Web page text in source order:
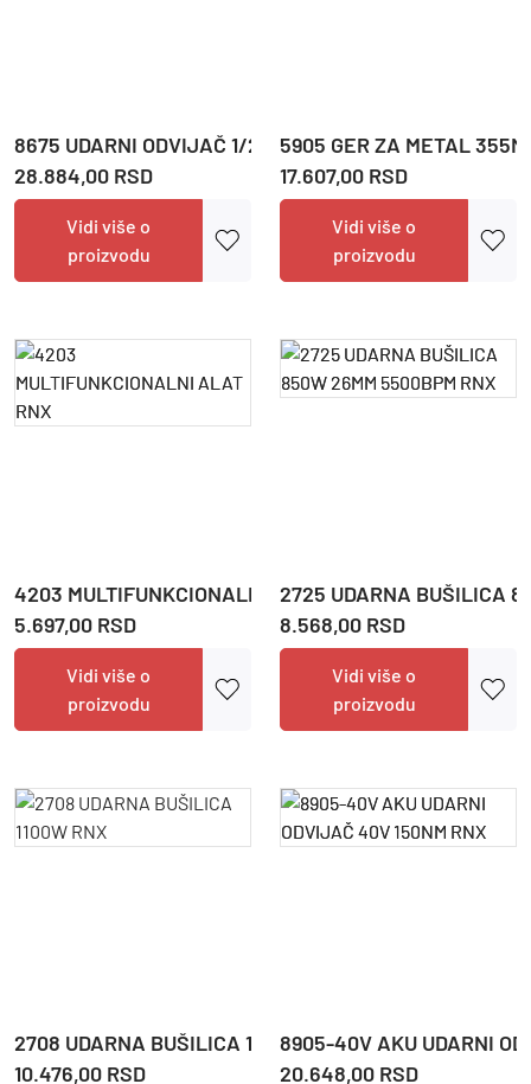
8675 UDARNI ODVIJAČ 1/2" (3/4") 1000NM RNX
28.884,00 RSD
Vidi više o
proizvodu
5905 GER ZA METAL
17.607,00 RSD
Vidi više o
proizvodu
4203 MULTIFUNKCIONALNI ALAT RNX
5.697,00 RSD
Vidi više o
proizvodu
2725 UDARNA BUŠILICA
8.568,00 RSD
Vidi više o
proizvodu
2708 UDARNA BUŠILICA 1100W RNX
10.476,00 RSD
8905-40V AKU UDARNI
20.648,00 RSD